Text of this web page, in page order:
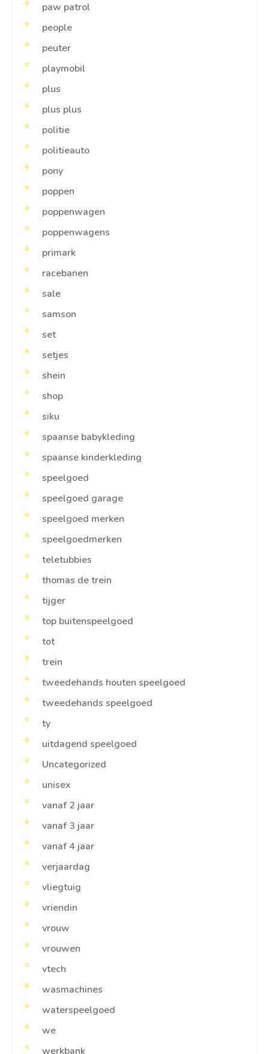
paw patrol
people
peuter
playmobil
plus
plus plus
politie
politieauto
pony
poppen
poppenwagen
poppenwagens
primark
racebanen
sale
samson
set
setjes
shein
shop
siku
spaanse babykleding
spaanse kinderkleding
speelgoed
speelgoed garage
speelgoed merken
speelgoedmerken
teletubbies
thomas de trein
tijger
top buitenspeelgoed
tot
trein
tweedehands houten speelgoed
tweedehands speelgoed
ty
uitdagend speelgoed
Uncategorized
unisex
vanaf 2 jaar
vanaf 3 jaar
vanaf 4 jaar
verjaardag
vliegtuig
vriendin
vrouw
vrouwen
vtech
wasmachines
waterspeelgoed
we
werkbank